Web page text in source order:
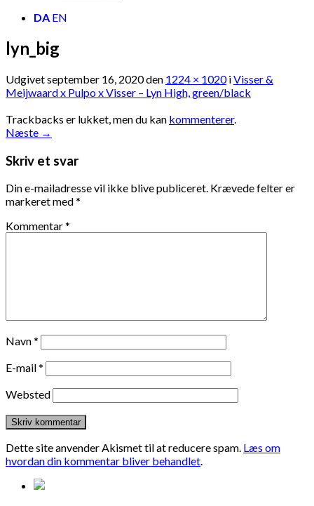
DA EN
lyn_big
Udgivetseptember 16, 2020den 1224 × 1020iVisser &
Meijwaard x Pulpo x Visser – Lyn High, green/black
Trackbacks er lukket, men du kan kommenterer.
Næste →
Skriv et svar
Din e-mailadresse vil ikke blive publiceret. Krævede felter er
markeret med*
Kommentar*
Navn*
E-mail*
Websted
Dette site anvender Akismet til at reducere spam. Læs om
hvordan din kommentar bliver behandlet.